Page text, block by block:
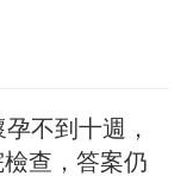
不到十週，
查，答案仍